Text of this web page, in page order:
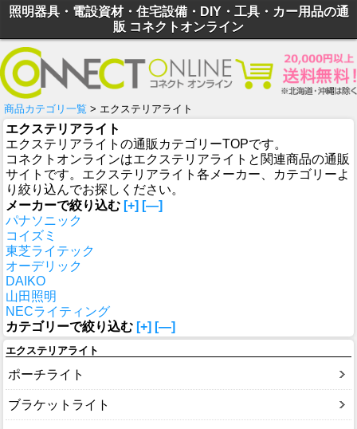
照明器具・電設資材・住宅設備・DIY・工具・カー用品の通
販 コネクトオンライン
商品カテゴリ一覧 > エクステリアライト
エクステリアライト
エクステリアライトの通販カテゴリーTOPです。
コネクトオンラインはエクステリアライトと関連商品の通販
サイトです。エクステリアライト各メーカー、カテゴリーよ
り絞り込んでお探しください。
メーカーで絞り込む [+] [—]
パナソニック
コイズミ
東芝ライテック
オーデリック
DAIKO
山田照明
NECライティング
カテゴリーで絞り込む [+] [—]
エクステリアライト
ポーチライト
ブラケットライト